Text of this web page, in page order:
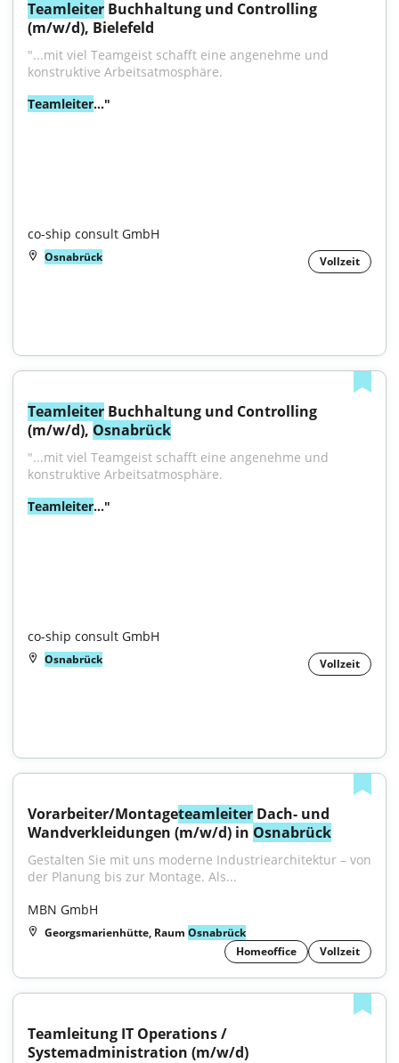
Teamleiter Buchhaltung und Controlling
(m/w/d), Bielefeld
"...mit viel Teamgeist schafft eine angenehme und
konstruktive Arbeitsatmosphäre.
Teamleiter..."
co-ship consult GmbH
Osnabrück Vollzeit
Teamleiter Buchhaltung und Controlling
(m/w/d), Osnabrück
"...mit viel Teamgeist schafft eine angenehme und
konstruktive Arbeitsatmosphäre.
Teamleiter..."
co-ship consult GmbH
Osnabrück Vollzeit
Vorarbeiter/Montageteamleiter Dach- und
Wandverkleidungen (m/w/d) in Osnabrück
Gestalten Sie mit uns moderne Industriearchitektur – von
der Planung bis zur Montage. Als...
MBN GmbH
Georgsmarienhütte, Raum Osnabrück
Homeoffice
Vollzeit
Teamleitung IT Operations /
Systemadministration (m/w/d)